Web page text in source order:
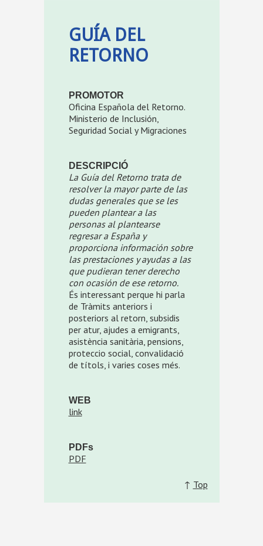
GUÍA DEL
RETORNO
PROMOTOR
Oficina Española del Retorno.
Ministerio de Inclusión,
Seguridad Social y Migraciones
DESCRIPCIÓ
La Guía del Retorno trata de
resolver la mayor parte de las
dudas generales que se les
pueden plantear a las
personas al plantearse
regresar a España y
proporciona información sobre
las prestaciones y ayudas a las
que pudieran tener derecho
con ocasión de ese retorno.
És interessant perque hi parla
de Tràmits anteriors i
posteriors al retorn, subsidis
per atur, ajudes a emigrants,
asistència sanitària, pensions,
proteccio social, convalidació
de títols, i varies coses més.
WEB
link
PDFs
PDF
↑ Top